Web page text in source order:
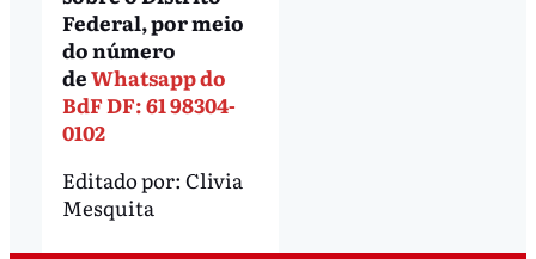
Federal, por meio
do número
deWhatsapp do
BdF DF: 61 98304-
0102
Editado por: Clivia
Mesquita